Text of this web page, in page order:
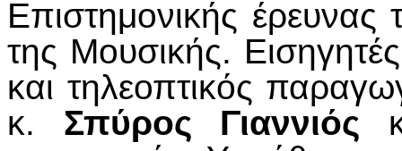
Επιστημονικής
της Μουσικής.
και τηλεοπτικός
κ. Σπύρος Γιαννιός